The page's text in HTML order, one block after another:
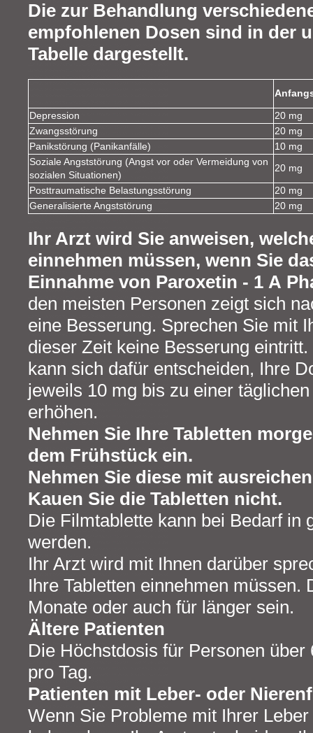
Die zur Behandlung
empfohlenen Dosen sind in der
Tabelle dargestellt.
Depression
20 mg
Zwangsstörung
20 mg
Panikstörung (Panikanfälle)
10 mg
Soziale Angststörung (Angst vor oder Vermeidung von
sozialen Situationen)
20 mg
Posttraumatische Belastungsstörung
20 mg
Generalisierte Angststörung
20 mg
Ihr Arzt wird Sie anweisen,
einnehmen müssen, wenn Sie
Einnahme von Paroxetin - 1 A
den meisten Personen zeigt sich
eine Besserung. Sprechen Sie mit
dieser Zeit keine Besserung
kann sich dafür entscheiden, Ihre
jeweils 10 mg bis zu einer
erhöhen.
Nehmen Sie Ihre Tabletten
dem Frühstück ein.
Nehmen Sie diese mit
Kauen Sie die Tabletten nicht.
Die Filmtablette kann bei Bedarf in
werden.
Ihr Arzt wird mit Ihnen darüber
Ihre Tabletten einnehmen müssen.
Monate oder auch für länger sein.
Ältere Patienten
Die Höchstdosis für Personen
pro Tag.
Patienten mit Leber- oder
Wenn Sie Probleme mit Ihrer